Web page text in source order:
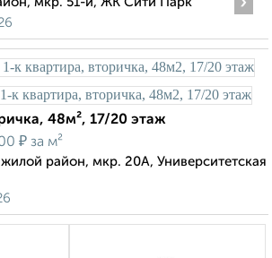
48м², 17/20 этаж
₽ за м²
район, мкр. 20А, Университетская